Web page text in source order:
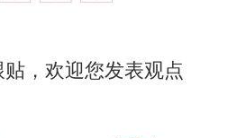
，欢迎您发表观点